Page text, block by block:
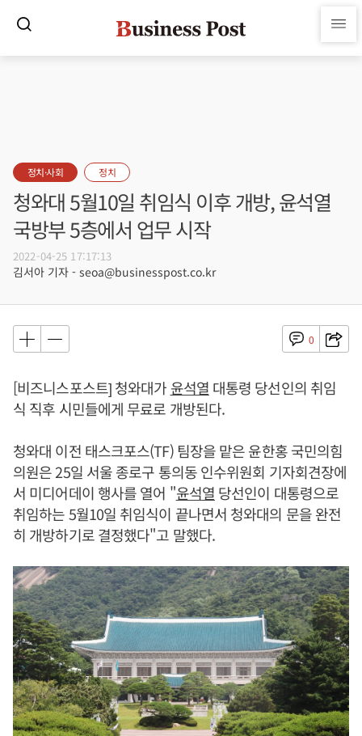
정치·사회 정치
청와대 5월10일 취임식 이후 개방, 윤석열
국방부 5층에서 업무 시작
2022-04-25 17:17:13
김서아 기자 - seoa@businesspost.co.kr
0
[비즈니스포스트] 청와대가 윤석열 대통령 당선인의 취임
식 직후 시민들에게 무료로 개방된다.
청와대 이전 태스크포스(TF) 팀장을 맡은 윤한홍 국민의힘
의원은 25일 서울 종로구 통의동 인수위원회 기자회견장에
서 미디어데이 행사를 열어 "윤석열 당선인이 대통령으로
취임하는 5월10일 취임식이 끝나면서 청와대의 문을 완전
히 개방하기로 결정했다"고 말했다.